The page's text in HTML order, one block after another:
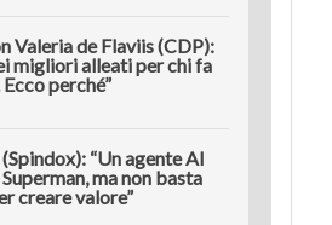
Valeria de Flaviis (CDP):
migliori alleati per chi fa
perché”
“Un agente AI
ma non basta
creare valore”